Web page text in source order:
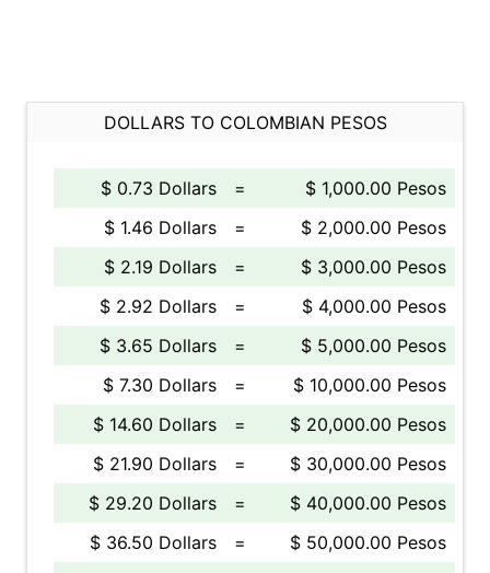
DOLLARS TO COLOMBIAN PESOS
$ 0.73 Dollars =
$ 1,000.00 Pesos
$ 1.46 Dollars
=
$ 2,000.00 Pesos
$ 2.19 Dollars
=
$ 3,000.00 Pesos
$ 2.92 Dollars
=
$ 4,000.00 Pesos
$ 3.65 Dollars
=
$ 5,000.00 Pesos
$ 7.30 Dollars
=
$ 10,000.00 Pesos
$ 14.60 Dollars
=
$ 20,000.00 Pesos
$ 21.90 Dollars
=
$ 30,000.00 Pesos
$ 29.20 Dollars
=
$ 40,000.00 Pesos
$ 36.50 Dollars
=
$ 50,000.00 Pesos